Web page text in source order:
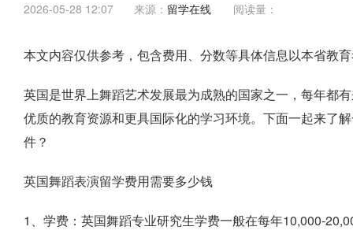
2026-05-28 12:07 来源： 留学在线 阅读量：
本文内容仅供参考，包含费用、分数等具体信息以本省教
英国是世界上舞蹈艺术发展最为成熟的国家之一，每年都
优质的教育资源和更具国际化的学习环境。下面一起来了
件？
英国舞蹈表演留学费用需要多少钱
1、学费：英国舞蹈专业研究生学费一般在每年10,000-